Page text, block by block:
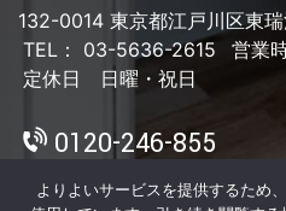
132-0014 東京都江戸川区東
TEL： 03-5636-2615
営業
定休日 日曜・祝日
0120-246-855
よりよいサービスを提供するため